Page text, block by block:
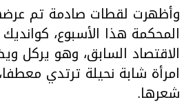
وأظهرت لقطات صادمة تم
المحكمة هذا الأسبوع،
الاقتصاد السابق، وهو يركل
امرأة شابة نحيلة ترتدي
شعرها.